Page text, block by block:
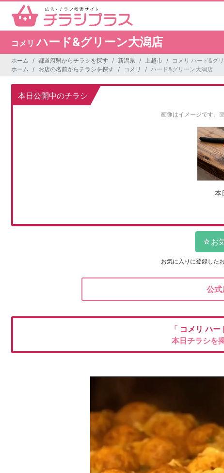
コメリハード&グリーン大潟店
ホーム 都道府県からチラシを探す 新潟県 上越市
コメリ ハード&グ
ホーム
お店の名前からチラシを探す コメリ ハード&グリーン大潟店
本日公開中のチラシ
画像はイメージです。
本
お気に入りに登録した
公式
「 コメリハー
本日チラシを